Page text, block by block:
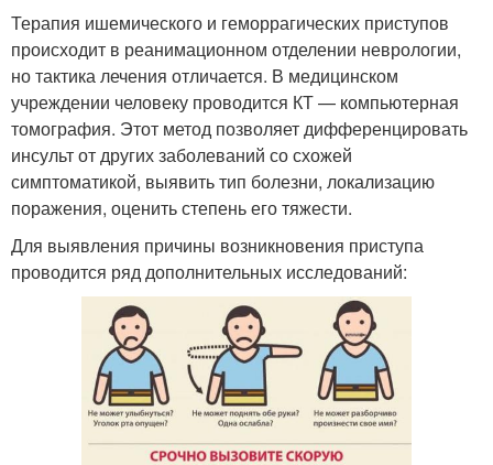
Терапия ишемического и геморрагических приступов
происходит в реанимационном отделении неврологии,
но тактика лечения отличается. В медицинском
учреждении человеку проводится КТ — компьютерная
томография. Этот метод позволяет дифференцировать
инсульт от других заболеваний со схожей
симптоматикой, выявить тип болезни, локализацию
поражения, оценить степень его тяжести.
Для выявления причины возникновения приступа
проводится ряд дополнительных исследований: